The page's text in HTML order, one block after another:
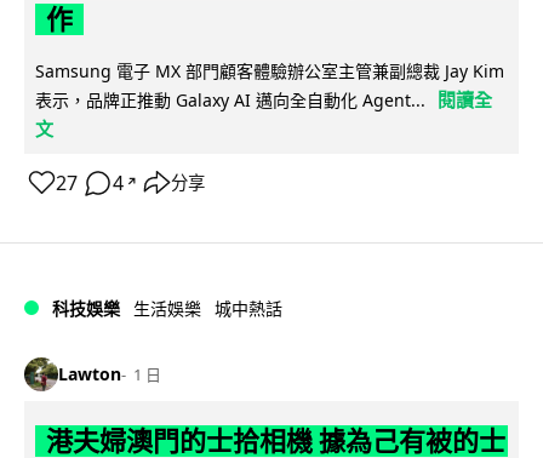
作
Samsung 電子 MX 部門顧客體驗辦公室主管兼副總裁 Jay Kim
表示，品牌正推動 Galaxy AI 邁向全自動化 Agent...
閱讀全
文
27 4 ↗ 分享
科技娛樂 生活娛樂 城中熱話
Lawton 1 日
港夫婦澳門的士拾相機 據為己有被的士